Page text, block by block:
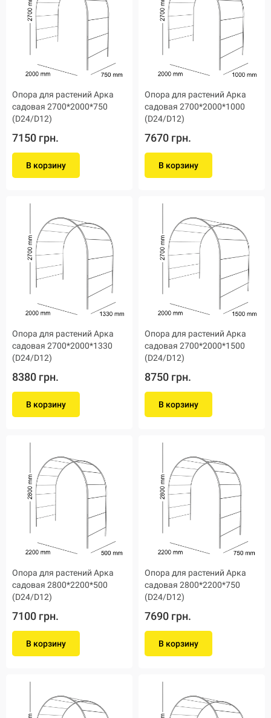
Опора для растений Арка
садовая 2700*2000*750
(D24/D12)
7150 грн.
В корзину
Опора для растений Арка
садовая 2700*2000*1000
(D24/D12)
7670 грн.
В корзину
Опора для растений Арка
садовая 2700*2000*1330
(D24/D12)
8380 грн.
В корзину
Опора для растений Арка
садовая 2700*2000*1500
(D24/D12)
8750 грн.
В корзину
Опора для растений Арка
садовая 2800*2200*500
(D24/D12)
7100 грн.
В корзину
Опора для растений Арка
садовая 2800*2200*750
(D24/D12)
7690 грн.
В корзину